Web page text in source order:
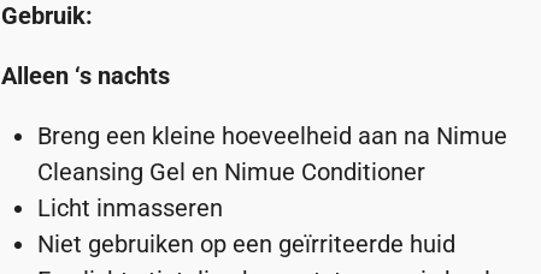
Gebruik:
Alleen ‘s nachts
Breng een kleine hoeveelheid aan na Nimue
Cleansing Gel en Nimue Conditioner
Licht inmasseren
Niet gebruiken op een geïrriteerde huid